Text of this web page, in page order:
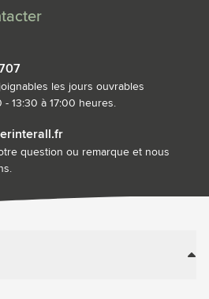
les jours ouvrables
- 13:30 à 17:00 heures.
question ou remarque et nous